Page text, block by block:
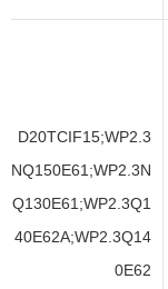
D20TCIF15;WP2.3
NQ150E61;WP2.3N
Q130E61;WP2.3Q1
40E62A;WP2.3Q14
0E62